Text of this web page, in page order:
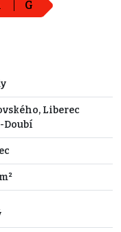
G
Liberec